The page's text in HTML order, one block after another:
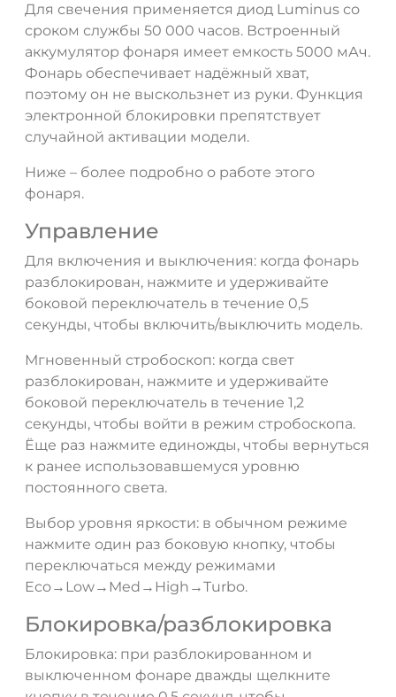
Для свечения применяется диод Luminus со
сроком службы 50 000 часов. Встроенный
аккумулятор фонаря имеет емкость 5000 мАч.
Фонарь обеспечивает надёжный хват,
поэтому он не выскользнет из руки. Функция
электронной блокировки препятствует
случайной активации модели.
Ниже – более подробно о работе этого
фонаря.
Управление
Для включения и выключения: когда фонарь
разблокирован, нажмите и удерживайте
боковой переключатель в течение 0,5
секунды, чтобы включить/выключить модель.
Мгновенный стробоскоп: когда свет
разблокирован, нажмите и удерживайте
боковой переключатель в течение 1,2
секунды, чтобы войти в режим стробоскопа.
Ёще раз нажмите единожды, чтобы вернуться
к ранее использовавшемуся уровню
постоянного света.
Выбор уровня яркости: в обычном режиме
нажмите один раз боковую кнопку, чтобы
переключаться между режимами
Eco→Low→Med→High→Turbo.
Блокировка/разблокировка
Блокировка: при разблокированном и
выключенном фонаре дважды щелкните